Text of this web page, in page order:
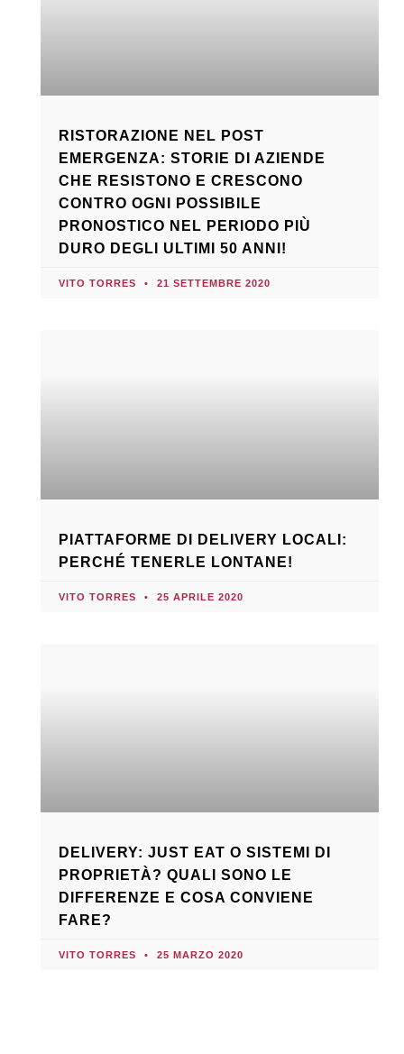
RISTORAZIONE NEL POST
EMERGENZA: STORIE DI AZIENDE
CHE RESISTONO E CRESCONO
CONTRO OGNI POSSIBILE
PRONOSTICO NEL PERIODO PIÙ
DURO DEGLI ULTIMI 50 ANNI!
VITO TORRES 21 SETTEMBRE 2020
PIATTAFORME DI DELIVERY LOCALI:
PERCHÉ TENERLE LONTANE!
VITO TORRES 25 APRILE 2020
DELIVERY: JUST EAT O SISTEMI DI
PROPRIETÀ? QUALI SONO LE
DIFFERENZE E COSA CONVIENE
FARE?
VITO TORRES 25 MARZO 2020